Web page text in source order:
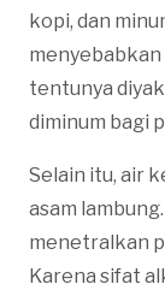
kopi, dan
menyebabkan
tentunya
diminum bagi
Selain itu, air
asam
menetralkan
Karena sifat